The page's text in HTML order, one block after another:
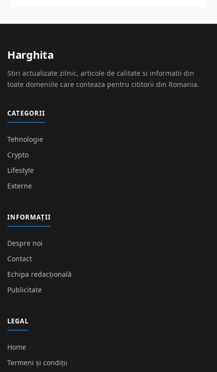
Harghita
Stiri actualizate zilnic, articole de calitate si informatii din
toate domeniile care conteaza pentru cititorii din Romania.
CATEGORII
Tehnologie
Crypto
Lifestyle
Externe
INFORMAȚII
Despre noi
Contact
Echipa redacțională
Publicitate
LEGAL
Home
Termeni și condiții